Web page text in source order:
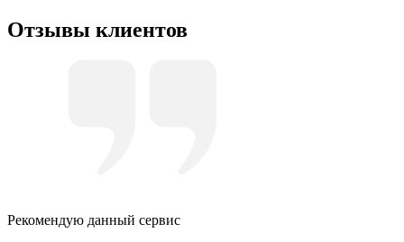
Отзывы клиентов
Рекомендую данный сервис